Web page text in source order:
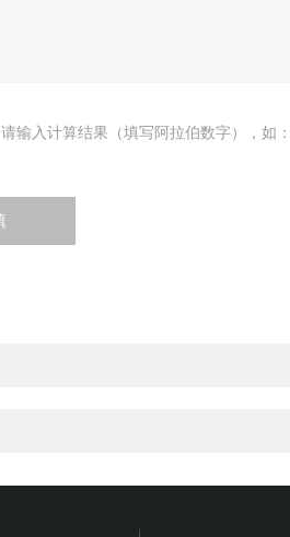
请输入计算结果（填写阿拉伯数字），如